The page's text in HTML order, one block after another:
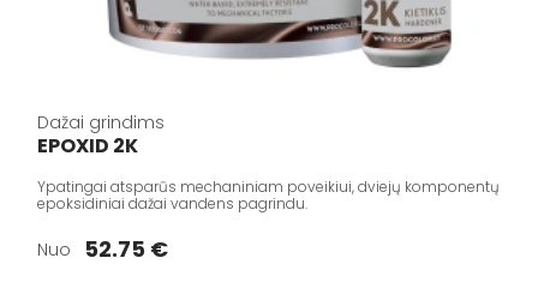
Dažai grindims
EPOXID 2K
Ypatingai atsparūs mechaniniam poveikiui, dviejų komponentų
epoksidiniai dažai vandens pagrindu.
Nuo 52.75 €